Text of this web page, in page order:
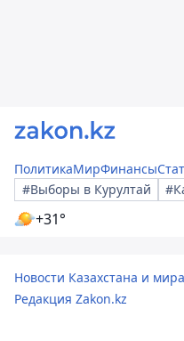
ПолитикаМирФинансы
#Выборы в Курултай
+31°
Новости Казахстана и
Редакция Zakon.kz